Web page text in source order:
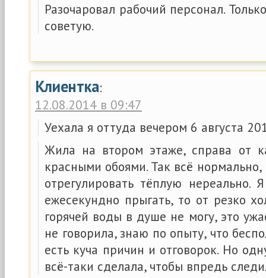
Разочаровал рабочий персонал.
советую.
Клиентка:
12.08.2014 в 09:47
Уехала я оттуда вечером 6 августа
Жила на втором этаже, справа от
красными обоями. Так всё
отрегулировать тёплую
ежесекундно прыгать, то от резко
горячей воды в душе не могу, это
не говорила, знаю по опыту, что
есть куча причин и отговорок. Но
всё-таки сделала, чтобы впредь